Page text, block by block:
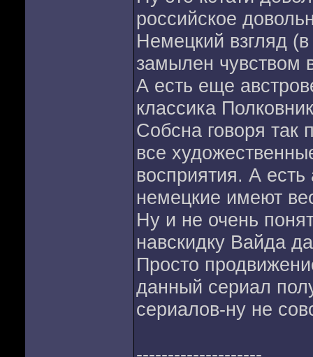
российское
Немецкий взгляд
замылен чувством
А есть еще
классика
Собсна говоря так
все
восприятия. А
немецкие имеют
Ну и не очень
навскидку Вайда
Просто
данный сериал
сериалов-ну не